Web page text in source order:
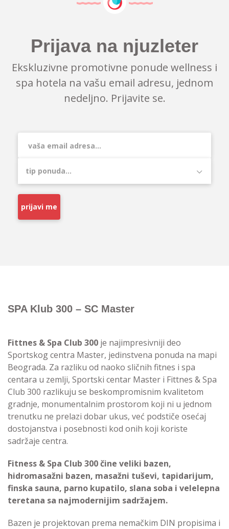
Prijava na njuzleter
Ekskluzivne promotivne ponude wellness i
spa hotela na vašu email adresu, jednom
nedeljno. Prijavite se.
prijavi me
SPA Klub 300 – SC Master
Fittnes & Spa Club 300 je najimpresivniji deo
Sportskog centra Master, jedinstvena ponuda na mapi
Beograda. Za razliku od naoko sličnih fitnes i spa
centara u zemlji, Sportski centar Master i Fittnes & Spa
Club 300 razlikuju se beskompromisnim kvalitetom
gradnje, monumentalnim prostorom koji ni u jednom
trenutku ne prelazi dobar ukus, već podstiče osećaj
dostojanstva i posebnosti kod onih koji koriste
sadržaje centra.
Fitness & Spa Club 300 čine veliki bazen,
hidromasažni bazen, masažni tuševi, tapidarijum,
finska sauna, parno kupatilo, slana soba i velelepna
teretana sa najmodernijim sadržajem.
Bazen je projektovan prema nemačkim DIN propisima i